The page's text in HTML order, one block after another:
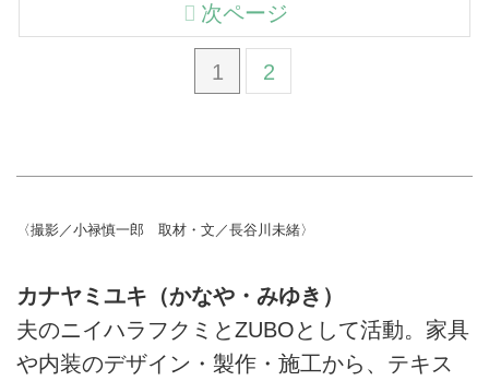
1 2
次ページ
〈撮影／小禄慎一郎 取材・文／長谷川未緒〉
カナヤミユキ（かなや・みゆき）
夫のニイハラフクミとZUBOとして活動。家具
や内装のデザイン・製作・施工から、テキス